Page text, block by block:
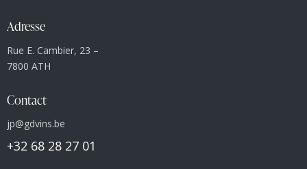
Adresse
Rue E. Cambier, 23 –
7800 ATH
Contact
jp@gdvins.be
+32 68 28 27 01